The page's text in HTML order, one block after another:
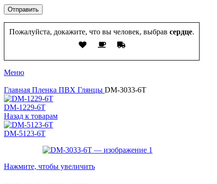
Пожалуйста, докажите, что вы человек, выбрав сердце.
Меню
Главная Пленка ПВХ Глянцы DM-3033-6T
DM-1229-6T
Назад к товарам
DM-5123-6T
Нажмите, чтобы увеличить